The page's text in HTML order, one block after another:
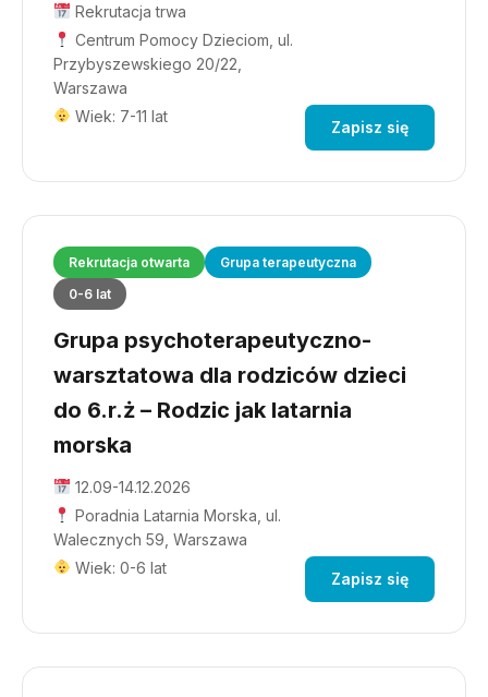
Rekrutacja trwa
Centrum Pomocy Dzieciom, ul.
Przybyszewskiego 20/22,
Warszawa
Wiek: 7-11 lat
Zapisz się
Rekrutacja otwarta
Grupa terapeutyczna
0-6 lat
Grupa psychoterapeutyczno-
warsztatowa dla rodziców dzieci
do 6.r.ż – Rodzic jak latarnia
morska
12.09-14.12.2026
Poradnia Latarnia Morska, ul.
Walecznych 59, Warszawa
Wiek: 0-6 lat
Zapisz się